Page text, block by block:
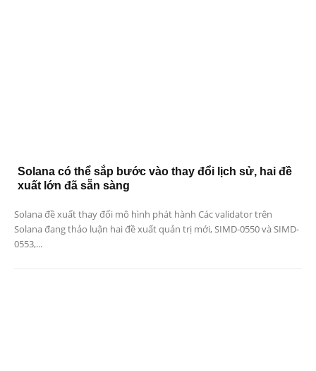
Solana có thể sắp bước vào thay đổi lịch sử, hai đề
xuất lớn đã sẵn sàng
Solana đề xuất thay đổi mô hình phát hành Các validator trên
Solana đang thảo luận hai đề xuất quản trị mới, SIMD-0550 và SIMD-
0553,...